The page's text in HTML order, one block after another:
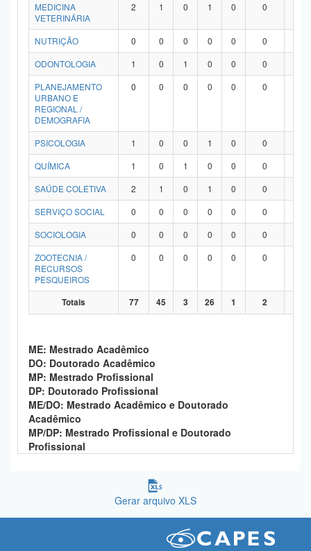
MEDICINA
VETERINÁRIA
2 1 0 1 0 0
NUTRIÇÃO 0 0 0 0 0 0
ODONTOLOGIA
1 0 1 0 0 0
PLANEJAMENTO
URBANO E
REGIONAL /
DEMOGRAFIA
0 0 0 0 0 0
PSICOLOGIA 1 0 0 1 0 0
QUÍMICA
1 0 1 0 0 0
SAÚDE COLETIVA
2 1 0 1 0 0
SERVIÇO SOCIAL
0 0 0 0 0 0
SOCIOLOGIA
0 0 0 0 0 0
ZOOTECNIA /
RECURSOS
PESQUEIROS
0 0 0 0 0 0
Totais 77 45 3 26 1 2
ME: Mestrado Acadêmico
DO: Doutorado Acadêmico
MP: Mestrado Profissional
DP: Doutorado Profissional
ME/DO: Mestrado Acadêmico e Doutorado
Acadêmico
MP/DP: Mestrado Profissional e Doutorado
Profissional
Gerar arquivo XLS